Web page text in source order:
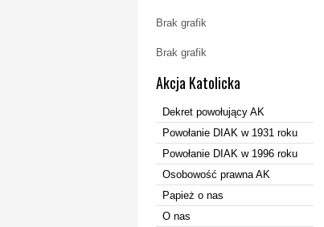
Brak grafik
Brak grafik
Akcja Katolicka
Dekret powołujący AK
Powołanie DIAK w 1931 roku
Powołanie DIAK w 1996 roku
Osobowość prawna AK
Papież o nas
O nas